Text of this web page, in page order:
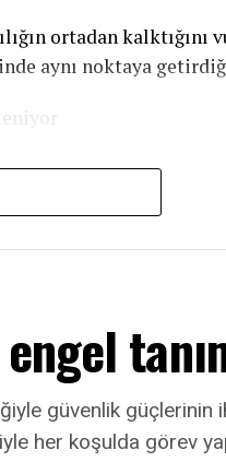
ortadan kalktığını
aynı noktaya
konusunda çok
hedeflerinden bir
daha fazla
kadar çok kadın
yalnızca 2020
7’ye katlamayı
güvenlik güçlerinin
her koşulda görev